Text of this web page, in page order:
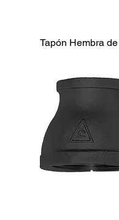
Tapón Hembra